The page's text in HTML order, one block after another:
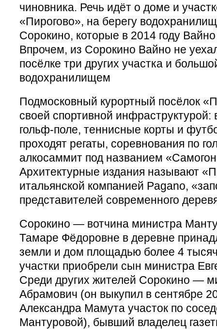
чиновника. Речь идёт о доме и
«Пирогово», на берегу
Сорокино, которые в 2014 году
Впрочем, из Сорокино Вайно не
посёлке три других участка и
водохранилищем
Подмосковный курортный посёлок
своей спортивной инфраструктурой:
гольф-поле, теннисные корты и
проходят регаты, соревнования по
алкосаммит под названием
Архитектурные издания называют
итальянской компанией Pagano,
представителей современного
Сорокино — вотчина министра
Тамаре Фёдоровне в деревне
земли и дом площадью более 4
участки приобрели сын министра
Среди других жителей Сорокино —
Абрамович (он выкупил в сентябре
Александра Мамута участок по
Мантуровой), бывший владелец